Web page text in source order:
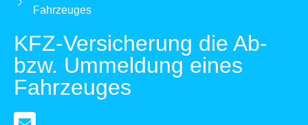
Fahrzeuges
KFZ-Versicherung die Ab-
bzw. Ummeldung eines
Fahrzeuges